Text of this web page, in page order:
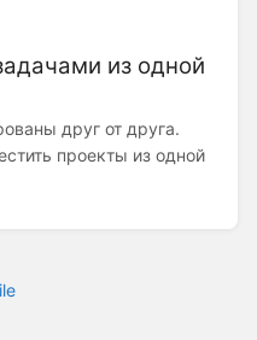
из одной
друг от друга.
проекты из одной